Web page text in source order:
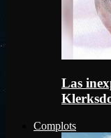
Las
Complots